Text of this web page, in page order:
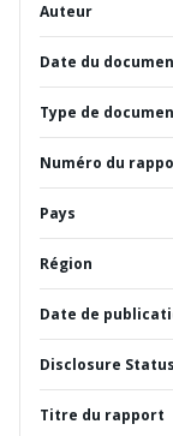
Auteur
Date du
Type de
Numéro du
Pays
Région
Date de
Disclosure Status
Titre du rapport